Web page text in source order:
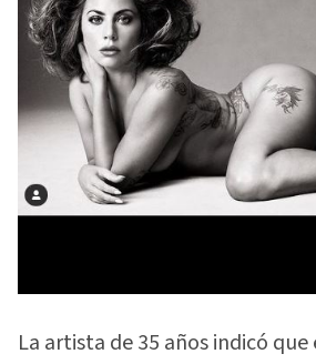
La artista de 35 años indicó